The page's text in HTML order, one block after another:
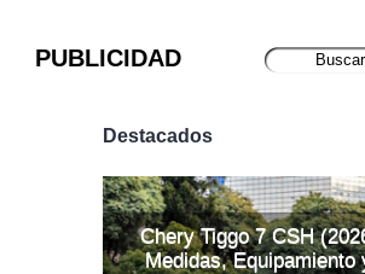
PUBLICIDAD
Destacados
Chery Tiggo 7 CSH
Medidas, Equipamiento